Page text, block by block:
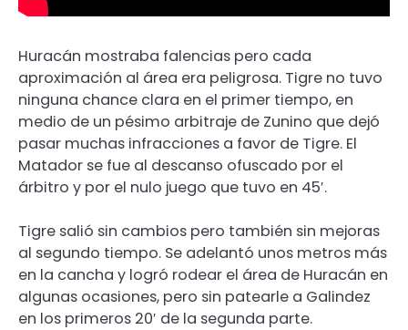
Huracán mostraba falencias pero cada
aproximación al área era peligrosa. Tigre no tuvo
ninguna chance clara en el primer tiempo, en
medio de un pésimo arbitraje de Zunino que dejó
pasar muchas infracciones a favor de Tigre. El
Matador se fue al descanso ofuscado por el
árbitro y por el nulo juego que tuvo en 45′.
Tigre salió sin cambios pero también sin mejoras
al segundo tiempo. Se adelantó unos metros más
en la cancha y logró rodear el área de Huracán en
algunas ocasiones, pero sin patearle a Galindez
en los primeros 20′ de la segunda parte.